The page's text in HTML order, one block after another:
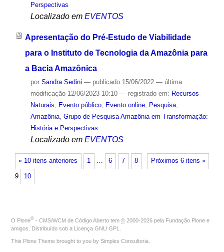
Perspectivas
Localizado em EVENTOS
Apresentação do Pré-Estudo de Viabilidade
para o Instituto de Tecnologia da Amazônia para
a Bacia Amazônica
por Sandra Sedini — publicado15/06/2022 — última
modificação12/06/2023 10:10 — registrado em: Recursos
Naturais, Evento público, Evento online, Pesquisa,
Amazônia, Grupo de Pesquisa Amazônia em Transformação:
História e Perspectivas
Localizado em EVENTOS
« 10 itens anteriores Próximos 6 itens »
1 … 6 7 8
9 10
O Plone® - CMS/WCM de Código Aberto tem © 2000-2026 pela Fundação Plone e
amigos. Distribuído sob a Licença GNU GPL
This Plone Theme brought to you by Simples Consultoria